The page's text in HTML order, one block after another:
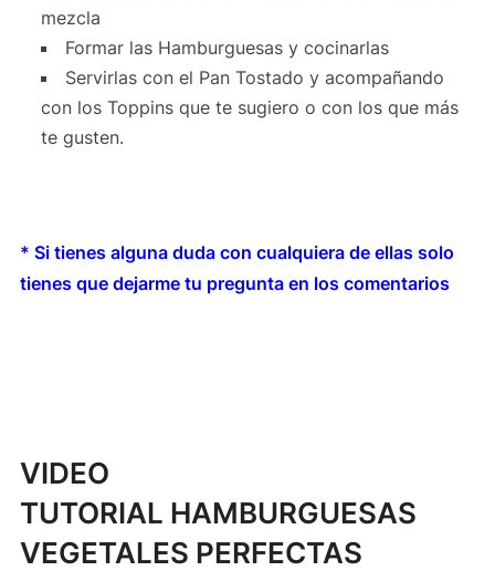
mezcla
Formar las Hamburguesas y cocinarlas
Servirlas con el Pan Tostado y acompañando
con los Toppins que te sugiero o con los que más
te gusten.
* Si tienes alguna duda con cualquiera de ellas solo
tienes que dejarme tu pregunta en los comentarios
VIDEO
TUTORIAL HAMBURGUESAS
VEGETALES PERFECTAS